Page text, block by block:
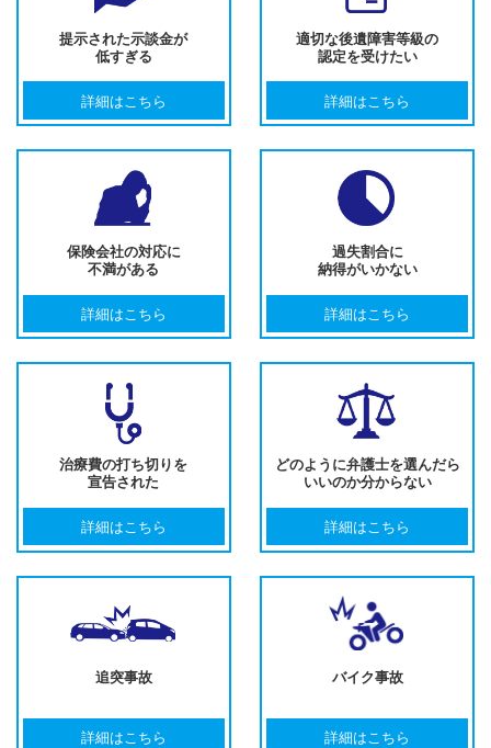
提示された示談金が
低すぎる
詳細はこちら
適切な後遺障害等級の
認定を受けたい
詳細はこちら
保険会社の対応に
不満がある
詳細はこちら
過失割合に
納得がいかない
詳細はこちら
治療費の打ち切りを
宣告された
詳細はこちら
どのように弁護士を選んだら
いいのか分からない
詳細はこちら
追突事故
詳細はこちら
バイク事故
詳細はこちら